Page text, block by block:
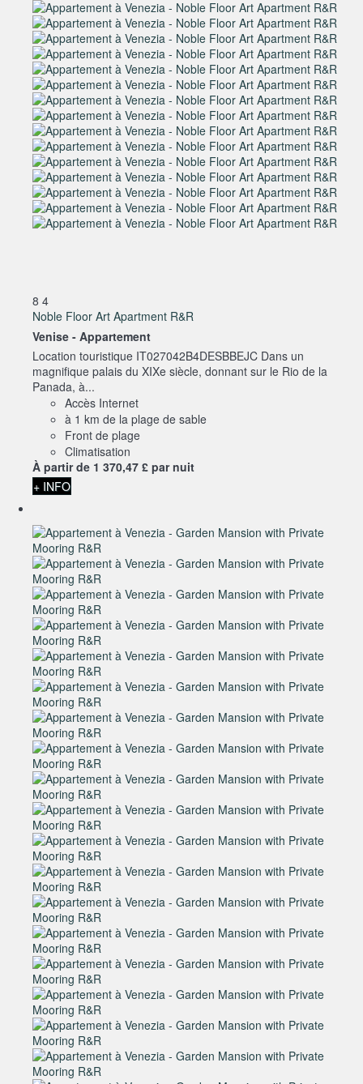
8 4
Noble Floor Art Apartment R&R
Venise - Appartement
Location touristique IT027042B4DESBBEJC Dans un
magnifique palais du XIXe siècle, donnant sur le Rio de la
Panada, à...
Accès Internet
à 1 km de la plage de sable
Front de plage
Climatisation
À partir de 1 370,47 £ par nuit
+ INFO